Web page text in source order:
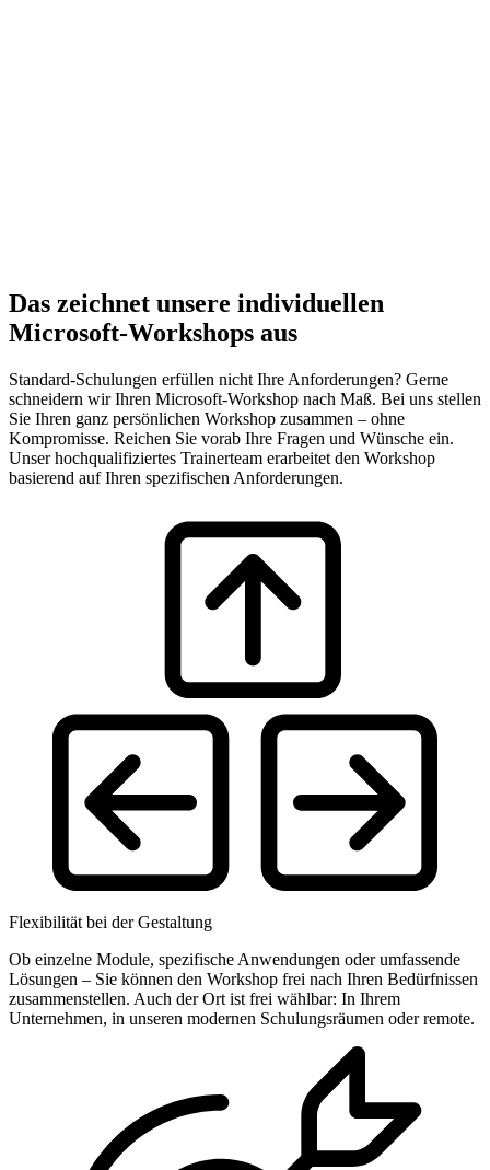
Das zeichnet unsere individuellen
Microsoft-Workshops aus
Standard-Schulungen erfüllen nicht Ihre Anforderungen? Gerne
schneidern wir Ihren Microsoft-Workshop nach Maß. Bei uns stellen
Sie Ihren ganz persönlichen Workshop zusammen – ohne
Kompromisse. Reichen Sie vorab Ihre Fragen und Wünsche ein.
Unser hochqualifiziertes Trainerteam erarbeitet den Workshop
basierend auf Ihren spezifischen Anforderungen.
Flexibilität bei der Gestaltung
Ob einzelne Module, spezifische Anwendungen oder umfassende
Lösungen – Sie können den Workshop frei nach Ihren Bedürfnissen
zusammenstellen. Auch der Ort ist frei wählbar: In Ihrem
Unternehmen, in unseren modernen Schulungsräumen oder remote.